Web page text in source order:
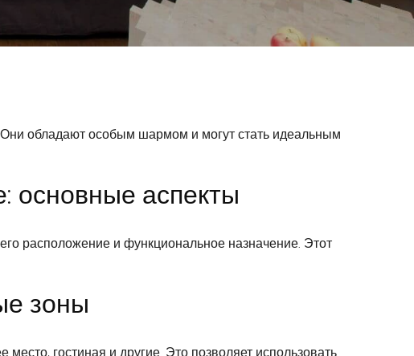
обладают особым шармом и могут стать идеальным
основные аспекты
расположение и функциональное назначение. Этот
зоны
гостиная и другие. Это позволяет использовать